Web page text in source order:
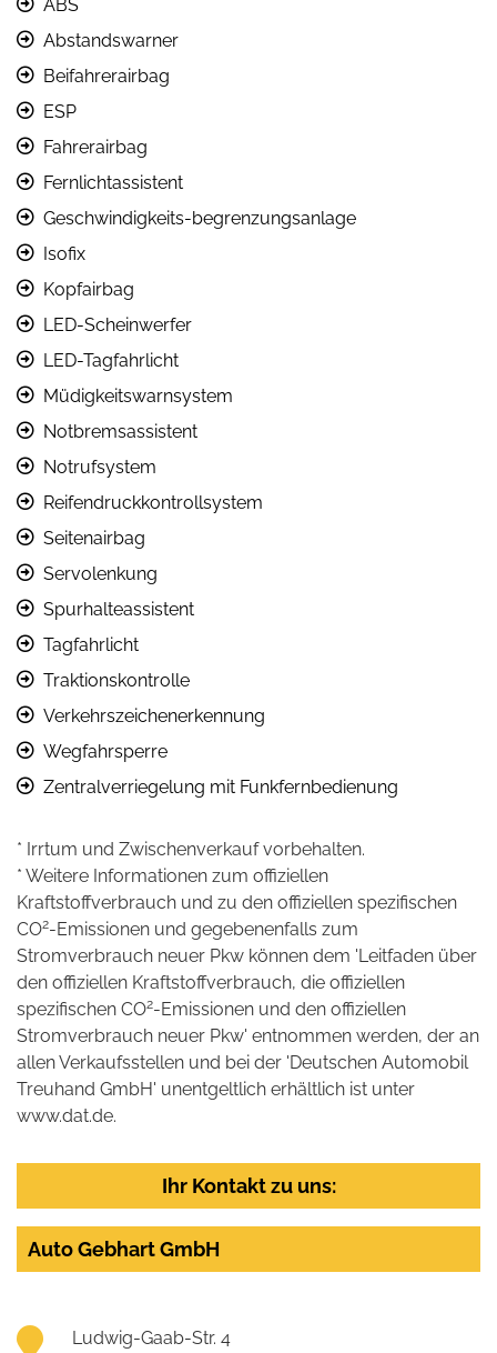
ABS
Abstandswarner
Beifahrerairbag
ESP
Fahrerairbag
Fernlichtassistent
Geschwindigkeits-begrenzungsanlage
Isofix
Kopfairbag
LED-Scheinwerfer
LED-Tagfahrlicht
Müdigkeitswarnsystem
Notbremsassistent
Notrufsystem
Reifendruckkontrollsystem
Seitenairbag
Servolenkung
Spurhalteassistent
Tagfahrlicht
Traktionskontrolle
Verkehrszeichenerkennung
Wegfahrsperre
Zentralverriegelung mit Funkfernbedienung
* Irrtum und Zwischenverkauf vorbehalten.
* Weitere Informationen zum offiziellen
Kraftstoffverbrauch und zu den offiziellen spezifischen
CO2-Emissionen und gegebenenfalls zum
Stromverbrauch neuer Pkw können dem 'Leitfaden über
den offiziellen Kraftstoffverbrauch, die offiziellen
spezifischen CO2-Emissionen und den offiziellen
Stromverbrauch neuer Pkw' entnommen werden, der an
allen Verkaufsstellen und bei der 'Deutschen Automobil
Treuhand GmbH' unentgeltlich erhältlich ist unter
www.dat.de.
Ihr Kontakt zu uns:
Auto Gebhart GmbH
Ludwig-Gaab-Str. 4